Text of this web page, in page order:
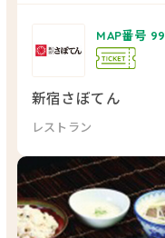
MAP番号 99
新宿さぼてん
レストラン